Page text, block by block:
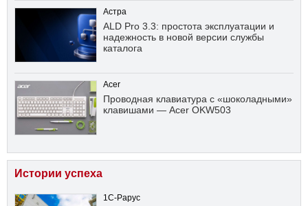
Астра
ALD Pro 3.3: простота эксплуатации и
надежность в новой версии службы
каталога
Acer
Проводная клавиатура с «шоколадными»
клавишами — Acer OKW503
Истории успеха
1С-Рарус